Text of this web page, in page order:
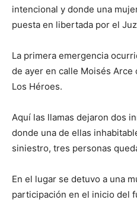
intencional y donde una
puesta en libertada por el
La primera emergencia
de ayer en calle Moisés Arce
Los Héroes.
Aquí las llamas dejaron dos
donde una de ellas
siniestro, tres personas
En el lugar se detuvo a una
participación en el inicio del